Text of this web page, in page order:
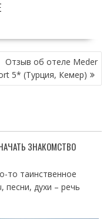
Отзыв об отеле Meder
5* (Турция, Кемер)
ЗНАКОМСТВО
то таинственное
духи – речь